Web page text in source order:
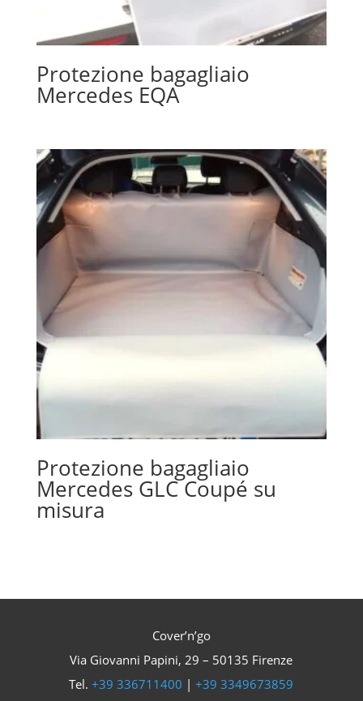
Protezione bagagliaio
Mercedes EQA
Protezione bagagliaio
Mercedes GLC Coupé su
misura
Cover’n’go
Via Giovanni Papini, 29 – 50135 Firenze
Tel.+39 336711400 |+39 3349673859